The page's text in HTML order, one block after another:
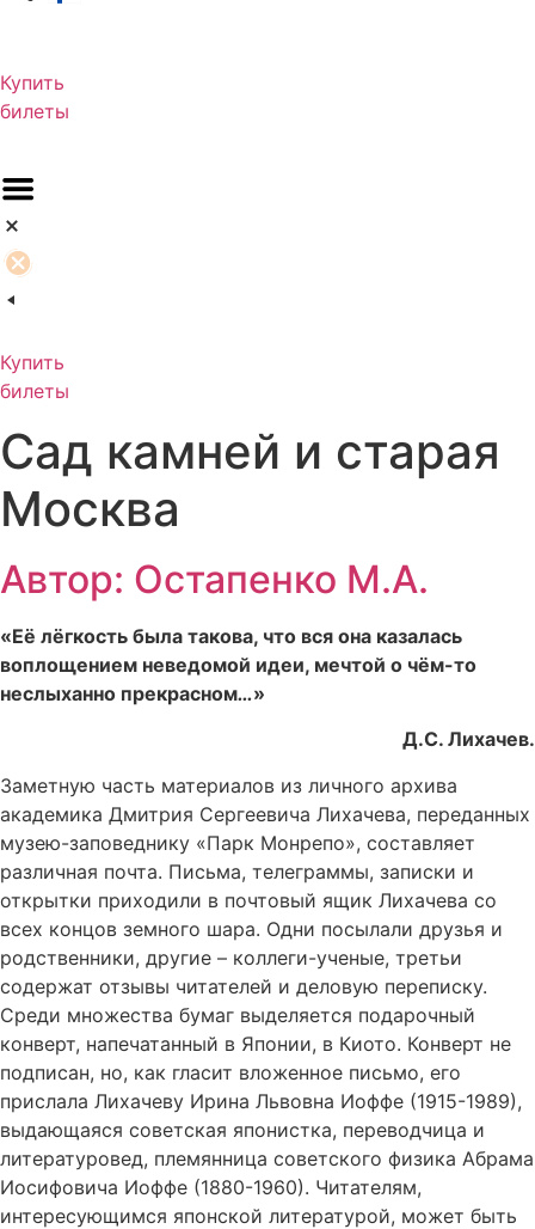
Купить
билеты
Купить
билеты
Сад камней и старая
Москва
Автор: Остапенко М.А.
«Её лёгкость была такова, что вся она казалась
воплощением неведомой идеи, мечтой о чём-то
неслыханно прекрасном…»
Д.С. Лихачев.
Заметную часть материалов из личного архива
академика Дмитрия Сергеевича Лихачева, переданных
музею-заповеднику «Парк Монрепо», составляет
различная почта. Письма, телеграммы, записки и
открытки приходили в почтовый ящик Лихачева со
всех концов земного шара. Одни посылали друзья и
родственники, другие – коллеги-ученые, третьи
содержат отзывы читателей и деловую переписку.
Среди множества бумаг выделяется подарочный
конверт, напечатанный в Японии, в Киото. Конверт не
подписан, но, как гласит вложенное письмо, его
прислала Лихачеву Ирина Львовна Иоффе (1915-1989),
выдающаяся советская японистка, переводчица и
литературовед, племянница советского физика Абрама
Иосифовича Иоффе (1880-1960). Читателям,
интересующимся японской литературой, может быть